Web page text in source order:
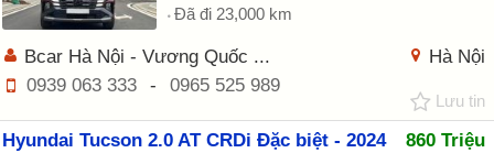
Đã đi 23,000 km
Hà Nội
Bcar Hà Nội - Vương Quốc ...
0939 063 333
- 0965 525 989
Lưu tin
Hyundai Tucson 2.0 AT CRDi Đặc biệt - 2024 860 Triệu